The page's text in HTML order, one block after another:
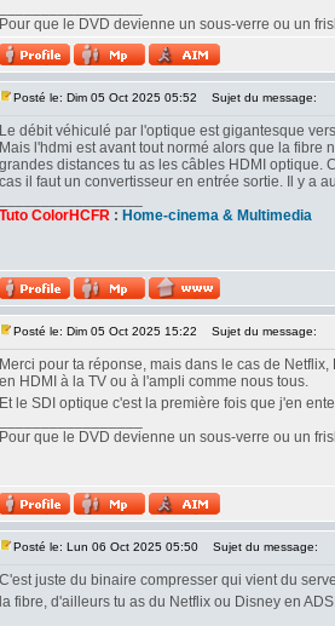
Pour que le DVD devienne un sous-verre ou un
Posté le: Dim 05 Oct 2025 05:52 Sujet du message:
Le débit véhiculé par l'optique est gigantesque
Mais l'hdmi est avant tout normé alors que la fibre
grandes distances tu as les câbles HDMI optique.
cas il faut un convertisseur en entrée sortie. Il y a
Tuto ColorHCFR : Home-cinema & Multimedia
Posté le: Dim 05 Oct 2025 15:22 Sujet du message:
Merci pour ta réponse, mais dans le cas de
en HDMI à la TV ou à l'ampli comme nous tous.
Et le SDI optique c'est la première fois que j'en
Pour que le DVD devienne un sous-verre ou un
Posté le: Lun 06 Oct 2025 05:50 Sujet du message:
C'est juste du binaire compresser qui vient du
la fibre, d'ailleurs tu as du Netflix ou Disney en